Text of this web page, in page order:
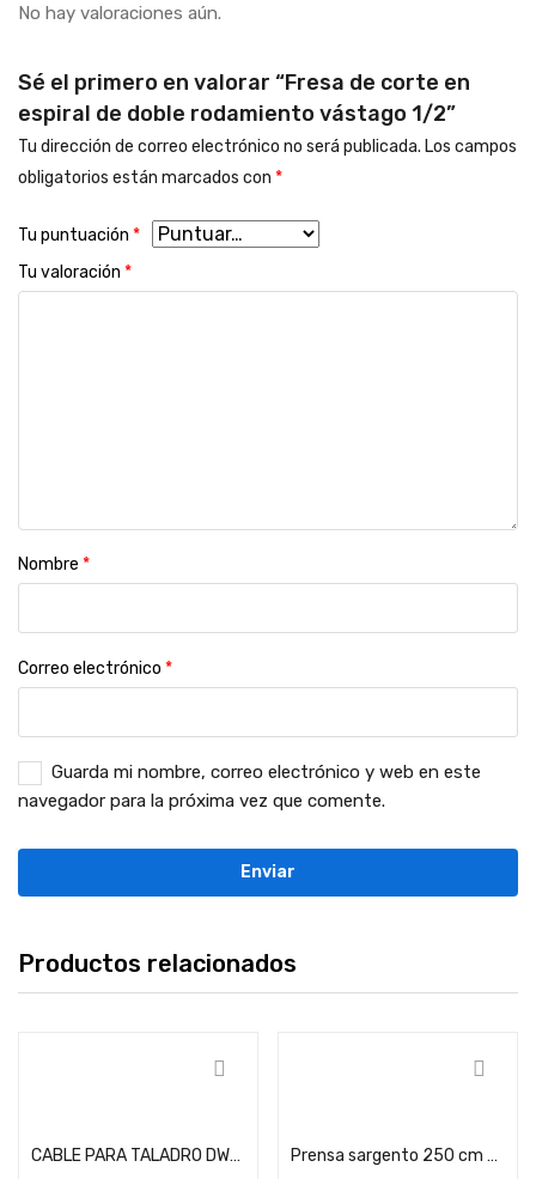
No hay valoraciones aún.
Sé el primero en valorar “Fresa de corte en
espiral de doble rodamiento vástago 1/2”
Tu dirección de correo electrónico no será publicada. Los campos
obligatorios están marcados con *
Tu puntuación *
Tu valoración *
Nombre *
Correo electrónico *
Guarda mi nombre, correo electrónico y web en este
navegador para la próxima vez que comente.
Productos relacionados
CABLE PARA TALADRO DW508
Prensa sargento 250 cm – Grip Well